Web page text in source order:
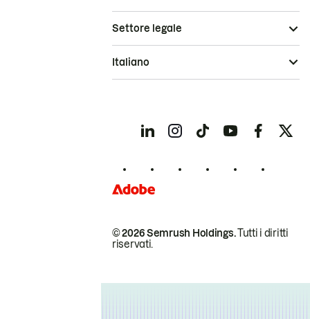
© 2026 Semrush Holdings.Tutti i diritti
riservati.
Settore legale
Italiano